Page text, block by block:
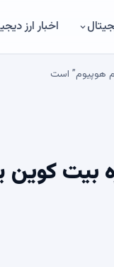
اخبار ارز
هوپیوم” است
بیت